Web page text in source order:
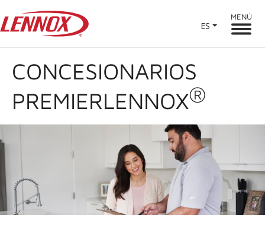
ES
MENÚ
CONCESIONARIOS
PREMIERLENNOX®